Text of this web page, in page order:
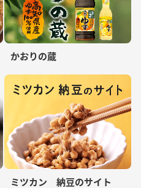
かおりの蔵
ミツカン 納豆のサイト